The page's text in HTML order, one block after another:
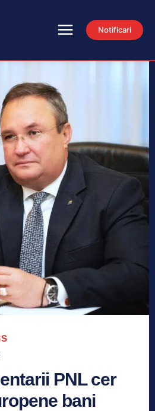
Notificari
PNL cer
bani